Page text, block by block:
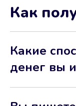
Как
Какие
денег вы